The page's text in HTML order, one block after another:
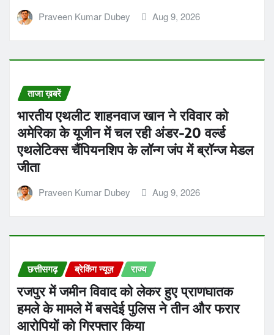
Praveen Kumar Dubey Aug 9, 2026
ताजा ख़बरें
भारतीय एथलीट शाहनवाज खान ने रविवार को
अमेरिका के यूजीन में चल रही अंडर-20 वर्ल्ड
एथलेटिक्स चैंपियनशिप के लॉन्ग जंप में ब्रॉन्ज मेडल
जीता
Praveen Kumar Dubey Aug 9, 2026
छत्तीसगढ़ ब्रेकिंग न्यूज़ राज्य
रजपुर में जमीन विवाद को लेकर हुए प्राणघातक
हमले के मामले में बसदेई पुलिस ने तीन और फरार
आरोपियों को गिरफ्तार किया